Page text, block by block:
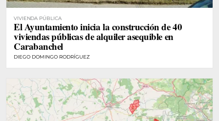
VIVIENDA PÚBLICA
El Ayuntamiento inicia la construcción de 40
viviendas públicas de alquiler asequible en
Carabanchel
DIEGO DOMINGO RODRÍGUEZ